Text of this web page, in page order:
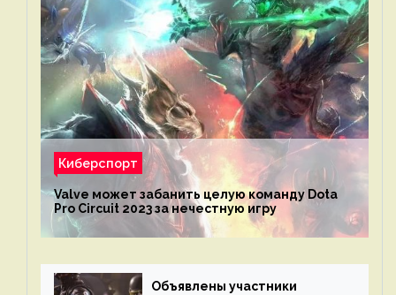
Киберспорт
Valve может забанить целую команду Dota
Pro Circuit 2023 за нечестную игру
Объявлены участники